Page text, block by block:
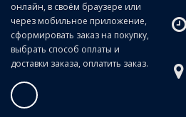
онлайн, в своём браузере или
через мобильное приложение,
сформировать заказ на покупку,
выбрать способ оплаты и
доставки заказа, оплатить заказ.